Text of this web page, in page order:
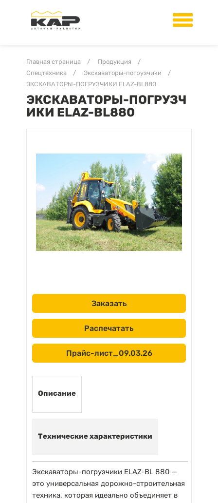
Главная страница / Продукция
/
Спецтехника
/ Экскаваторы-погрузчики
/
ЭКСКАВАТОРЫ-ПОГРУЗЧИКИ ELAZ-BL880
ЭКСКАВАТОРЫ-ПОГРУЗЧ
ИКИ ELAZ-BL880
Заказать
Распечатать
Прайс-лист_09.03.26
Описание
Технические характеристики
Экскаваторы-погрузчики ELAZ-BL 880 —
это универсальная дорожно-строительная
техника, которая идеально объединяет в